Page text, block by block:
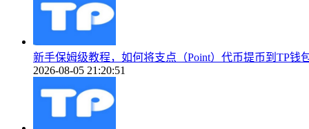
新手保姆级教程，如何将支点（Point）代币提币到TP钱包
2026-08-05 21:20:51